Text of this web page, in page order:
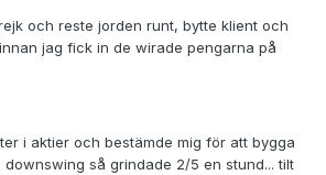
och reste jorden runt, bytte klient och
jag fick in de wirade pengarna på
i aktier och bestämde mig för att bygga
downswing så grindade 2/5 en stund... tilt